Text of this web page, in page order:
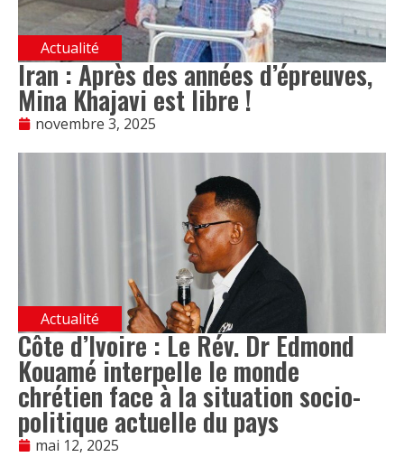
Actualité
Iran : Après des années d’épreuves,
Mina Khajavi est libre !
novembre 3, 2025
Actualité
Côte d’Ivoire : Le Rév. Dr Edmond
Kouamé interpelle le monde
chrétien face à la situation socio-
politique actuelle du pays
mai 12, 2025